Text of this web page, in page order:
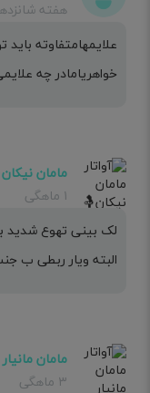
هفته
علایمهامتفاوته
خواهریامادر چه
مامان
۱ ماهگی
لک بینی تهوع شدید
البته ویار ربطی ب
مامان مانیار
۳ ماهگی